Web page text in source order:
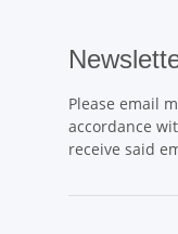
Please email
accordance
receive said